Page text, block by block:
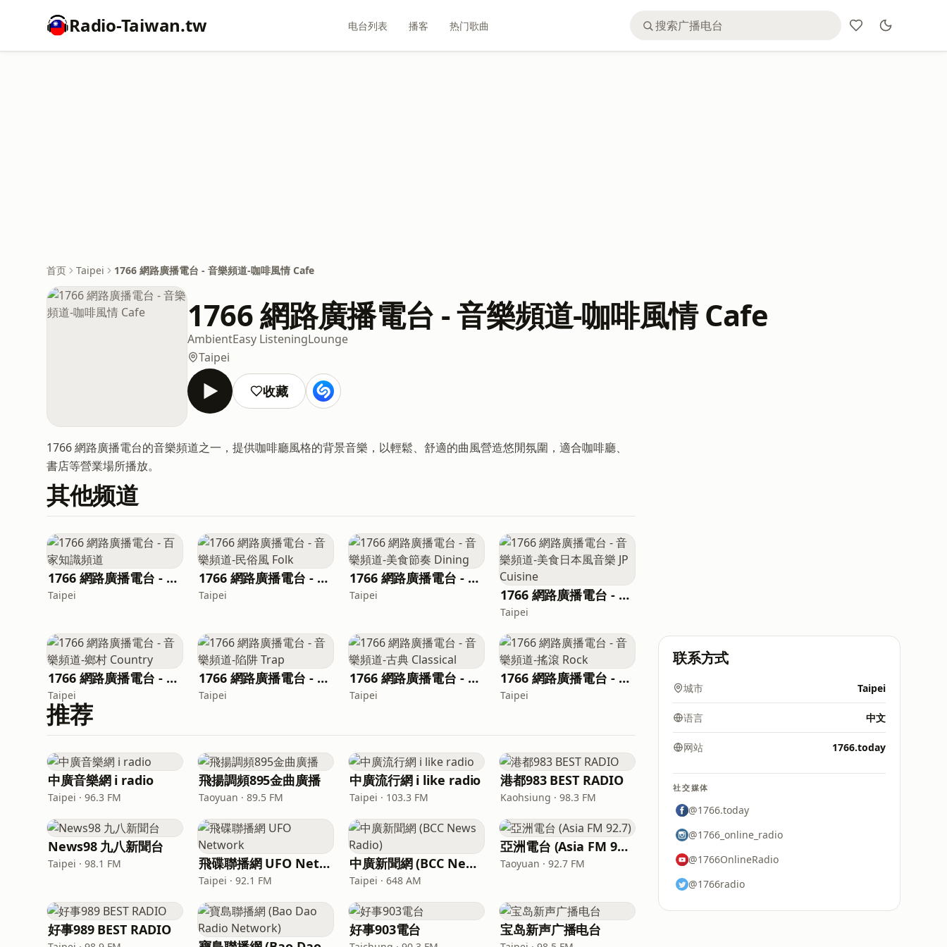
Radio-Taiwan.tw 电台列表 播客 热门歌曲
首页 Taipei 1766 網路廣播電台 - 音樂頻道-咖啡風情 Cafe
1766 網路廣播電台 - 音樂頻道-咖啡風情 Cafe
AmbientEasy ListeningLounge
Taipei
收藏
1766 網路廣播電台的音樂頻道之一，提供咖啡廳風格的背景音樂，以輕鬆、舒適的曲風營造悠閒氛圍，適合咖啡廳、
書店等營業場所播放。
其他频道
1766 網路廣播電台 - 百家知識頻道
Taipei
1766 網路廣播電台 - 音樂頻道-民俗風 Folk
Taipei
1766 網路廣播電台 - 音樂頻道-美食節奏 Dining
Taipei 1766 網路廣播電台 - 音樂頻道-美食日本風音樂 JP Cuisine
Taipei
1766 網路廣播電台 - 音樂頻道-鄉村 Country
Taipei
1766 網路廣播電台 - 音樂頻道-陷阱 Trap
Taipei
1766 網路廣播電台 - 音樂頻道-古典 Classical
Taipei
1766 網路廣播電台 - 音樂頻道-搖滾 Rock
Taipei
推荐
中廣音樂網 i radio
Taipei · 96.3 FM
飛揚調頻895金曲廣播
Taoyuan · 89.5 FM
中廣流行網 i like radio
Taipei · 103.3 FM
港都983 BEST RADIO
Kaohsiung · 98.3 FM
News98 九八新聞台
Taipei · 98.1 FM 飛碟聯播網 UFO Network
Taipei · 92.1 FM
中廣新聞網 (BCC News Radio)
Taipei · 648 AM
亞洲電台 (Asia FM 92.7)
Taoyuan · 92.7 FM
好事989 BEST RADIO 好事903電台 宝岛新声广播电台
联系方式
城市 Taipei
语言 中文
网站 1766.today
社交媒体
@1766.today
@1766_online_radio
@1766OnlineRadio
@1766radio